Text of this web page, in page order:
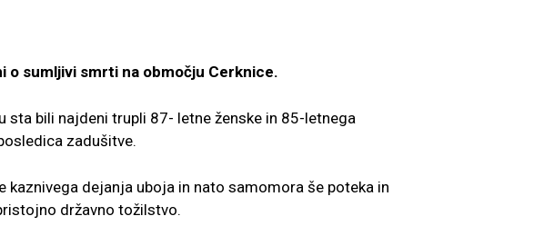
o sumljivi smrti na območju Cerknice.
sta bili najdeni trupli 87- letne ženske in 85-letnega
zadušitve.
dejanja uboja in nato samomora še poteka in
državno tožilstvo.